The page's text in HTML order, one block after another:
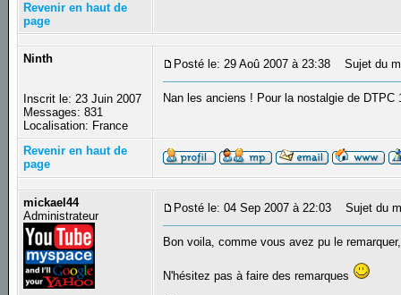
Revenir en haut de
page
Ninth
Inscrit le: 23 Juin 2007
Messages: 831
Localisation: France
Posté le: 29 Aoû 2007 à 23:38 Sujet du
Nan les anciens ! Pour la nostalgie de
Revenir en haut de
page
mickael44
Administrateur
Posté le: 04 Sep 2007 à 22:03 Sujet du
Bon voila, comme vous avez pu le
N'hésitez pas à faire des remarques